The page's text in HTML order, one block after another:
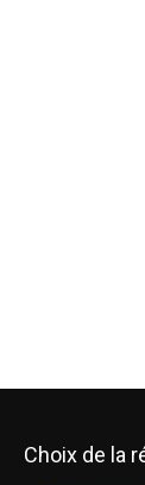
Choix de la